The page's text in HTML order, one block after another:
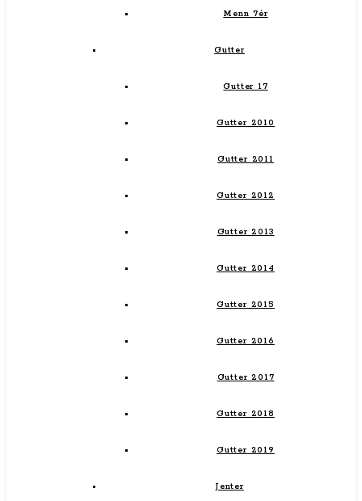
Menn 7ér
Gutter
Gutter 17
Gutter 2010
Gutter 2011
Gutter 2012
Gutter 2013
Gutter 2014
Gutter 2015
Gutter 2016
Gutter 2017
Gutter 2018
Gutter 2019
Jenter